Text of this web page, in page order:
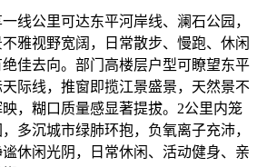
公里可达东平河岸线、澜石公园，
雅视野宽阔，日常散步、慢跑、休闲
佳去向。部门高楼层户型可瞭望东平
际线，推窗即揽江景盛景，天然景不
，糊口质量感显著提拔。2公里内笼
多沉城市绿肺环抱，负氧离子充沛，
休闲光阴，日常休闲、活动健身、亲